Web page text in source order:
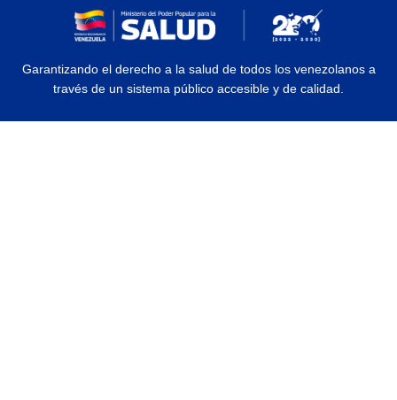
Garantizando el derecho a la salud de todos los venezolanos a
través de un sistema público accesible y de calidad.